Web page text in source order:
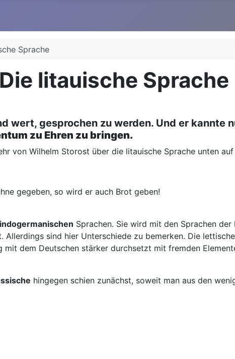
Sprache
Die litauische Sprache
wert, gesprochen zu werden. Und er kannte
zu Ehren zu bringen.
von Wilhelm Storost über die litauische Sprache unten auf
gegeben, so wird er auch Brot geben!
indogermanischen Sprachen. Sie wird mit den Sprachen
Allerdings sind hier Unterschiede zu bemerken. Die
mit dem Deutschen stärker durchsetzt mit fremden
hingegen schien zunächst, soweit man aus den